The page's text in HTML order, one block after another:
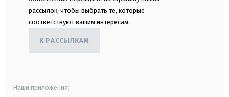
рассылок, чтобы выбрать те, которые
соответствуют вашим интересам.
К РАССЫЛКАМ
Наши приложения: